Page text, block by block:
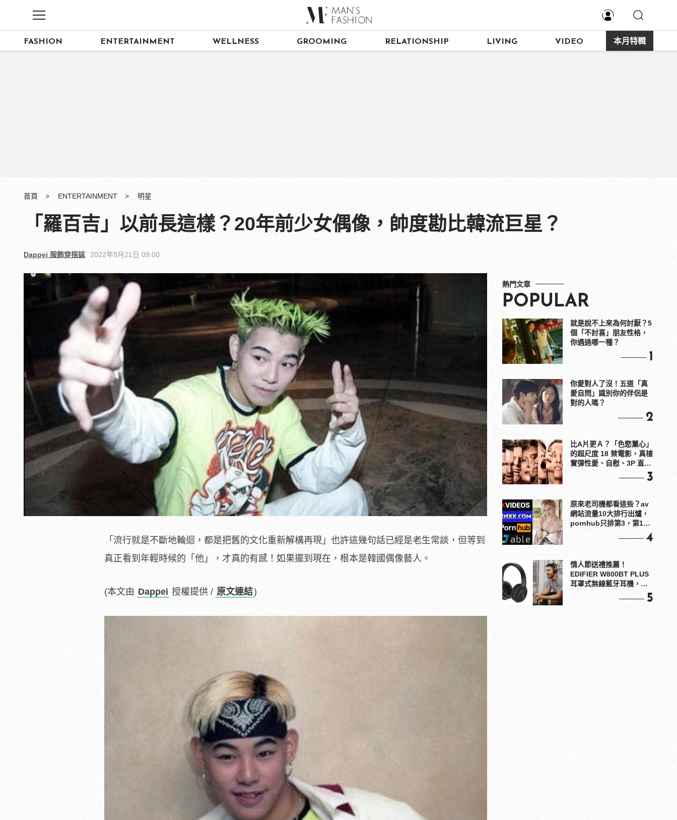
FASHION ENTERTAINMENT WELLNESS GROOMING RELATIONSHIP LIVING VIDEO 本月特輯
首頁 ENTERTAINMENT 明星
「羅百吉」以前長這樣？20年前少女偶像，帥度勘比韓流巨星？
Dappei 服飾穿搭誌 2022年8月21日 09:00
「流行就是不斷地輪迴，都是把舊的文化重新解構再現」也許這幾句話已經是老生常談，但等到
真正看到年輕時候的「他」，才真的有感！如果擺到現在，根本是韓國偶像藝人。
(本文由 Dappei 授權提供 / 原文連結)
熱門文章
POPULAR
就是說不上來為何討厭？5
個「不討喜」朋友性格，
你遇過哪一種？
1
你愛對人了沒！五道「真
愛自問」識別你的伴侶是
對的人嗎？
2
比A片更Ａ？「色慾薰心」
的超尺度 18 禁電影，真槍
實彈性愛、自慰、3P 直接
3
原來老司機都看這些？av
網站流量10大排行出爐，
pornhub只排第3，第1名
4
情人節送禮推薦！
EDIFIER W800BT PLUS
耳罩式無線藍牙耳機，在
5